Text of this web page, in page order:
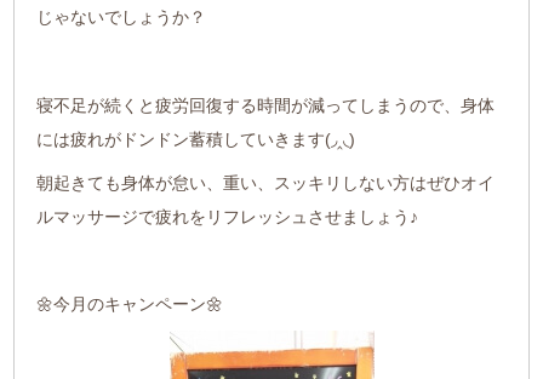
じゃないでしょうか？
寝不足が続くと疲労回復する時間が減ってしまうので、身体
には疲れがドンドン蓄積していきます(◞‸◟)
朝起きても身体が怠い、重い、スッキリしない方はぜひオイ
ルマッサージで疲れをリフレッシュさせましょう♪
🌼今月のキャンペーン🌼